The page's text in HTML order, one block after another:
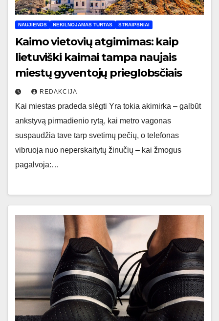
NAUJIENOS NEKILNOJAMAS TURTAS STRAIPSNIAI
Kaimo vietovių atgimimas: kaip
lietuviški kaimai tampa naujais
miestų gyventojų prieglobsčiais
REDAKCIJA
Kai miestas pradeda slėgti Yra tokia akimirka – galbūt
ankstyvą pirmadienio rytą, kai metro vagonas
suspaudžia tave tarp svetimų pečių, o telefonas
vibruoja nuo neperskaitytų žinučių – kai žmogus
pagalvoja:…